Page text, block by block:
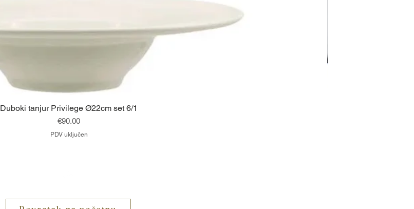
Brzi pregled
Duboki tanjur Privilege Ø22cm set 6/1
Cijena
€90.00
PDV uključen